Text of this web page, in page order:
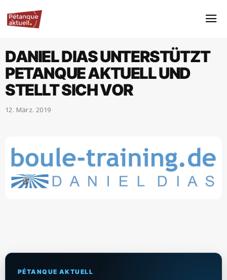
DANIEL DIAS UNTERSTÜTZT
PETANQUE AKTUELL UND
STELLT SICH VOR
12. März. 2019
PÉTANQUE AKTUELL